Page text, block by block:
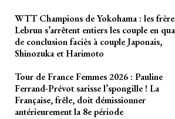
WTT Champions de Yokohama : les
Lebrun s’arrêtent entiers les couple en
de conclusion faciès à couple Japonais,
Shinozuka et Harimoto
Tour de France Femmes 2026 : Pauline
Ferrand-Prévot sarisse l’spongille ! La
Française, frêle, doit démissionner
antérieurement la 8e période